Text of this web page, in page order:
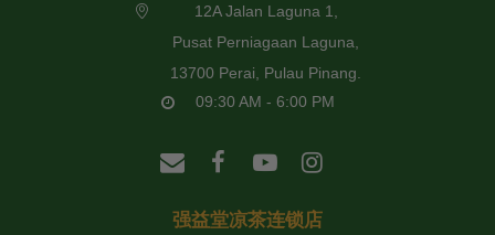
12A Jalan Laguna 1,
Pusat Perniagaan Laguna,
13700 Perai, Pulau Pinang.
09:30 AM - 6:00 PM
强益堂凉茶连锁店